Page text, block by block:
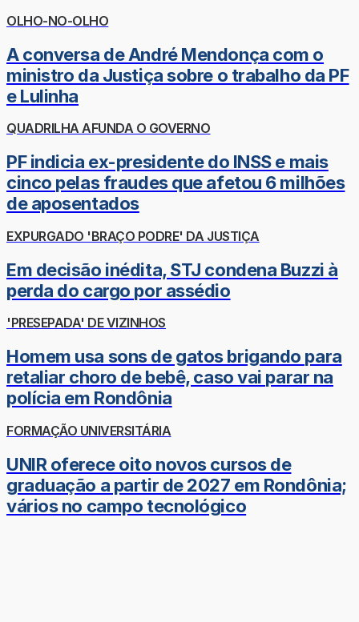
OLHO-NO-OLHO
A conversa de André Mendonça com o
ministro da Justiça sobre o trabalho da PF
e Lulinha
QUADRILHA AFUNDA O GOVERNO
PF indicia ex-presidente do INSS e mais
cinco pelas fraudes que afetou 6 milhões
de aposentados
EXPURGADO 'BRAÇO PODRE' DA JUSTIÇA
Em decisão inédita, STJ condena Buzzi à
perda do cargo por assédio
'PRESEPADA' DE VIZINHOS
Homem usa sons de gatos brigando para
retaliar choro de bebê, caso vai parar na
polícia em Rondônia
FORMAÇÃO UNIVERSITÁRIA
UNIR oferece oito novos cursos de
graduação a partir de 2027 em Rondônia;
vários no campo tecnológico